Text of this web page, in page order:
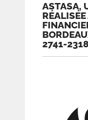
ASTASA,
2741-2318